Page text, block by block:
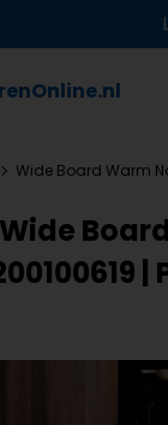
Wide Board Warm
|